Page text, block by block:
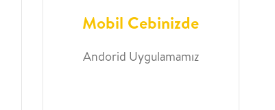
Mobil Cebinizde
Andorid Uygulamamız